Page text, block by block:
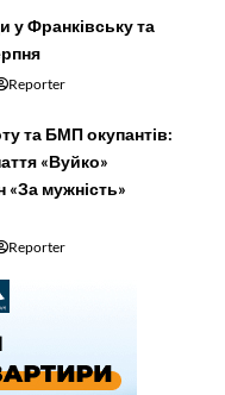
у Франківську та
Reporter
та БМП окупантів:
«Вуйко»
мужність»
Reporter